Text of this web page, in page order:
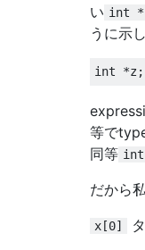
い int *
うに示
int *z;
等で
同等 int
だから
x[0]